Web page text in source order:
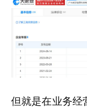
但就是在业务经